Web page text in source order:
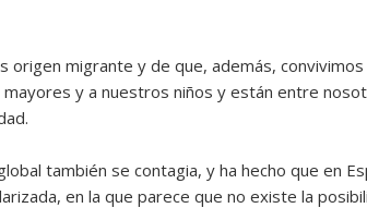
origen migrante y de que, además,
mayores y a nuestros niños y están entre
también se contagia, y ha hecho que en
en la que parece que no existe la